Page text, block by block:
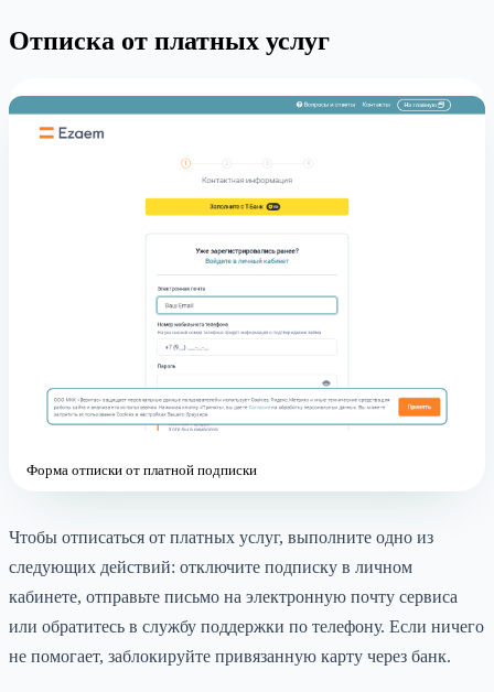
Отписка от платных услуг
Форма отписки от платной подписки
Чтобы отписаться от платных услуг, выполните одно из
следующих действий: отключите подписку в личном
кабинете, отправьте письмо на электронную почту сервиса
или обратитесь в службу поддержки по телефону. Если ничего
не помогает, заблокируйте привязанную карту через банк.